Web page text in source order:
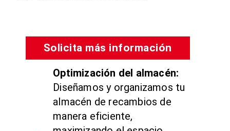
Solicita más información
Optimización del almacén:
Diseñamos y organizamos tu
almacén de recambios de
manera eficiente,